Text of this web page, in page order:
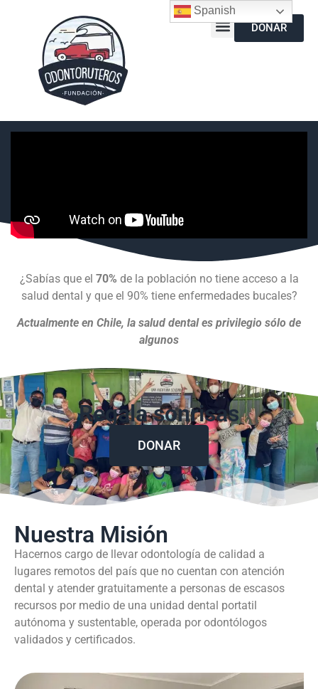
DONAR
¿Sabías que el 70% de la población no tiene acceso a la
salud dental y que el 90% tiene enfermedades bucales?
Actualmente en Chile, la salud dental es privilegio sólo de
algunos
Regala sonrisas
DONAR
Nuestra Misión
Hacernos cargo de llevar odontología de calidad a
lugares remotos del país que no cuentan con atención
dental y atender gratuitamente a personas de escasos
recursos por medio de una unidad dental portatil
autónoma y sustentable, operada por odontólogos
validados y certificados.
Spanish